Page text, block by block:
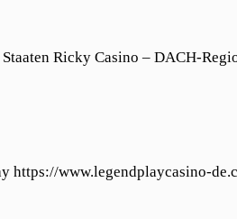
Ricky Casino – DACH-
https://www.legendplaycasino-